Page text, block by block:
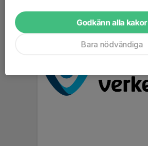
Godkänn alla kakor
Bara nödvändiga